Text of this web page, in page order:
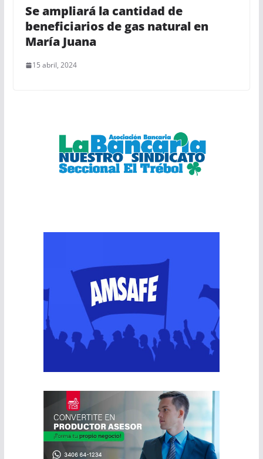
Se ampliará la cantidad de
beneficiarios de gas natural en
María Juana
15 abril, 2024